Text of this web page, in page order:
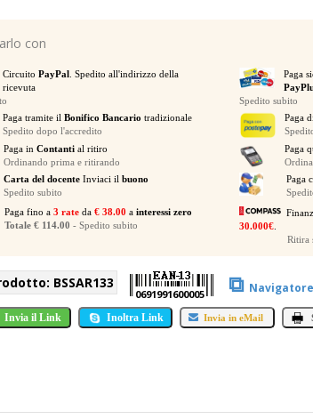
con
Circuito PayPal
. Spedito all'indirizzo della
ricevuta
Paga
Spedito subito
Paga tramite il Bonifico Bancario tradizionale
Spedito dopo l'accredito
Paga
Paga in Contantial ritiro
Ordinando prima e ritirando
Paga
Carta del docente Inviaci ilbuono
Spedito subito
Paga
Paga fino a 3 rate da € 38.00 a interessi zero
Totale € 114.00 - Spedito subito
30.000€.
Ritira
BSSAR133
0691991600005 ⧉
Invia il Link Inoltra Link Invia in eMail